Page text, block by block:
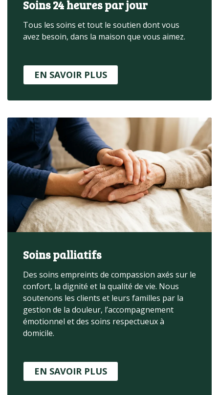
Soins 24 heures par jour
Tous les soins et tout le soutien dont vous
avez besoin, dans la maison que vous aimez.
EN SAVOIR PLUS
Soins palliatifs
Des soins empreints de compassion axés sur le
confort, la dignité et la qualité de vie. Nous
soutenons les clients et leurs familles par la
gestion de la douleur, l’accompagnement
émotionnel et des soins respectueux à
domicile.
EN SAVOIR PLUS